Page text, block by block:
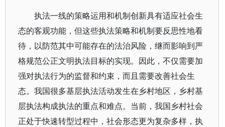
执法一线的策略运用和机制创新具有适应社会生
态的客观功能，但这些执法策略和机制要反思性地看
待，以防范其中可能存在的法治风险，继而影响到严
格规范公正文明执法目标的实现。因此，不仅需要加
强对执法行为的监督和约束，而且需要改善社会生
态。我国很多基层执法活动发生在乡村地区，乡村基
层执法构成执法的重点和难点。当前，我国乡村社会
正处于快速转型过程中，社会形态更为复杂多样，执